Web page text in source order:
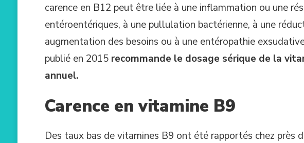
carence en B12 peut être liée à une inflammation ou une
entéroentériques, à une pullulation bactérienne, à une
augmentation des besoins ou à une entéropathie
publié en 2015 recommande le dosage sérique de la
annuel.
Carence en vitamine B9
Des taux bas de vitamines B9 ont été rapportés chez près